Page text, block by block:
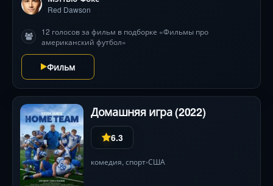
Red Dawson
12 голосов за фильм в подборке «Фильмы про
американский футбол»
Фильм
Домашняя игра (2022)
6.3
комедия, спорт•США